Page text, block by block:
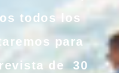
todos los
para
de 30